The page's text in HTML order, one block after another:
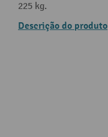
225 kg.
Descrição do produto